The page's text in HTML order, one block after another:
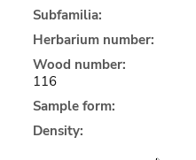
Subfamilia:
Herbarium number:
Wood number:
116
Sample form:
Density: